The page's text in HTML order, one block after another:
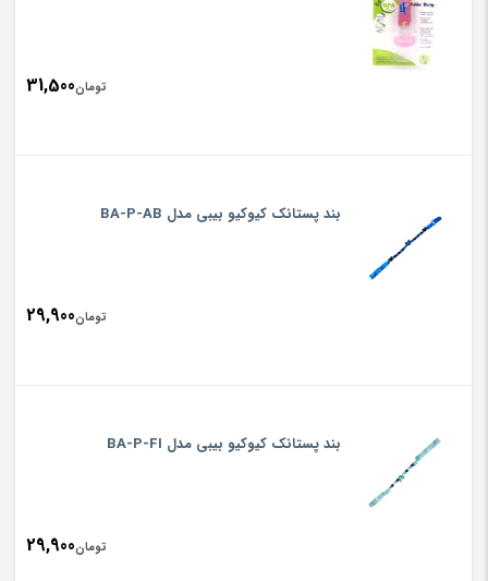
تومان31,500
بند پستانک کیوکیو بیبی مدل BA-P-AB
تومان29,900
بند پستانک کیوکیو بیبی مدل BA-P-FI
تومان29,900